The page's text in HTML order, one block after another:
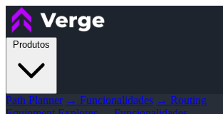
Produtos
Path Planner → Funcionalidades → Routing